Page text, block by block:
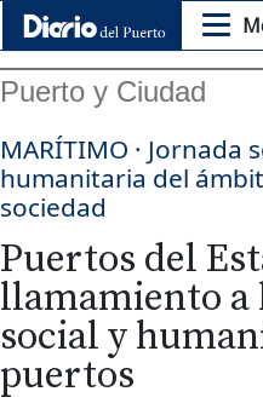
Puerto y Ciudad
MARÍTIMO ·
humanitaria del
sociedad
Puertos del
llamamiento a
social y
puertos